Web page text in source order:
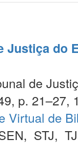
Justiça do
de
p. 21–27,
Virtual de
, STJ,